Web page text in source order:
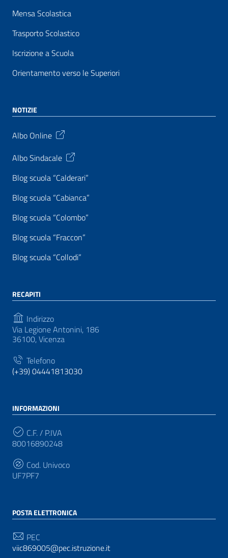
Mensa Scolastica
Trasporto Scolastico
Iscrizione a Scuola
Orientamento verso le Superiori
NOTIZIE
Albo Online
Albo Sindacale
Blog scuola “Calderari”
Blog scuola “Cabianca”
Blog scuola “Colombo”
Blog scuola “Fraccon”
Blog scuola “Collodi”
RECAPITI
Indirizzo
Via Legione Antonini, 186
36100, Vicenza
Telefono
(+39) 04441813030
INFORMAZIONI
C.F. / P.IVA
80016890248
Cod. Univoco
UF7PF7
POSTA ELETTRONICA
PEC
viic869005@pec.istruzione.it